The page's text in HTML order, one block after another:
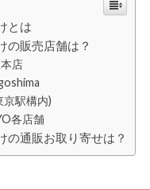
とは
の販売店舗は？
店
京駅構内)
各店舗
の通販お取り寄せは？